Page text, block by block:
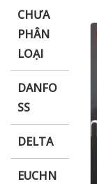
CHƯA
PHÂN
LOẠI
DANFO
SS
DELTA
EUCHN